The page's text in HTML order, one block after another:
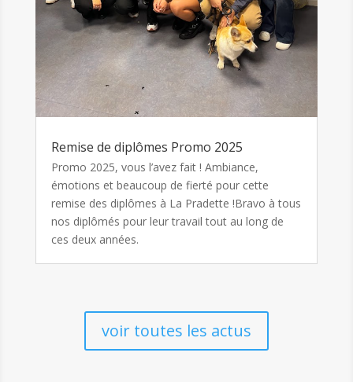
Remise de diplômes Promo 2025
Promo 2025, vous l’avez fait ! Ambiance,
émotions et beaucoup de fierté pour cette
remise des diplômes à La Pradette !Bravo à tous
nos diplômés pour leur travail tout au long de
ces deux années.
voir toutes les actus